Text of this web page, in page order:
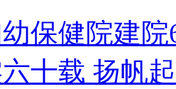
保健院建
十载 扬帆